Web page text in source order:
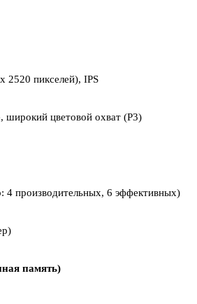
2520 пикселей), IPS
широкий цветовой охват (P3)
4 производительных, 6 эффективных)
память)